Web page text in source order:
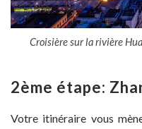
Croisière sur la rivière
2ème étape:
Votre itinéraire vous